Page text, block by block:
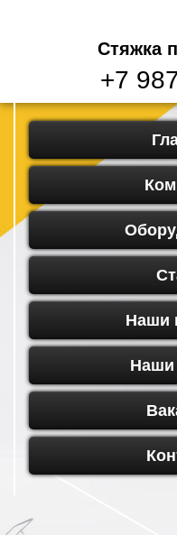
Стяжка
+7
Наши
Наши